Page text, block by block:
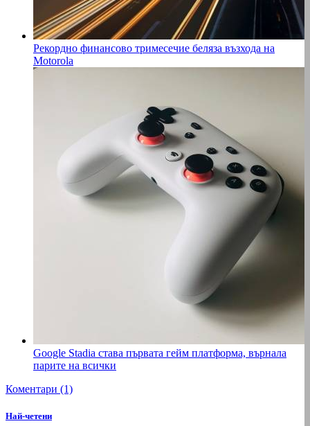
Рекордно финансово тримесечие беляза възхода на
Motorola
Google Stadia става първата гейм платформа, върнала
парите на всички
Коментари (1)
Най-четени